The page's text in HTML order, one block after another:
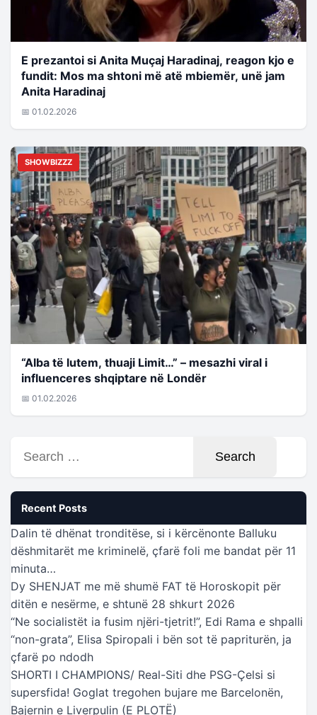
E prezantoi si Anita Muçaj Haradinaj, reagon kjo e
fundit: Mos ma shtoni më atë mbiemër, unë jam
Anita Haradinaj
📅 01.02.2026
SHOWBIZZZ
“Alba të lutem, thuaji Limit…” – mesazhi viral i
influenceres shqiptare në Londër
📅 01.02.2026
for:
Recent Posts
Dalin të dhënat tronditëse, si i kërcënonte Balluku
dëshmitarët me kriminelë, çfarë foli me bandat për 11
minuta…
Dy SHENJAT me më shumë FAT të Horoskopit për
ditën e nesërme, e shtunë 28 shkurt 2026
“Ne socialistët ia fusim njëri-tjetrit!”, Edi Rama e shpalli
“non-grata”, Elisa Spiropali i bën sot të papriturën, ja
çfarë po ndodh
SHORTI I CHAMPIONS/ Real-Siti dhe PSG-Çelsi si
supersfida! Goglat tregohen bujare me Barcelonën,
Bajernin e Liverpulin (E PLOTË)